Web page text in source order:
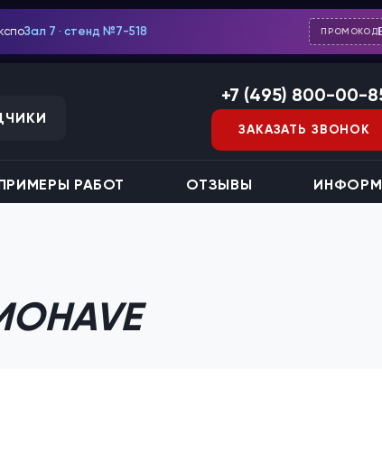
Зал 7 · стенд №7-518 ПРОМОКОД
РАБОТ ОТЗЫВЫ
+7 (495) 800-00-
ЗАКАЗАТЬ ЗВОНОК